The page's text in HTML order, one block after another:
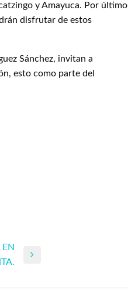
y Amayuca. Por último
disfrutar de estos
Sánchez, invitan a
esto como parte del